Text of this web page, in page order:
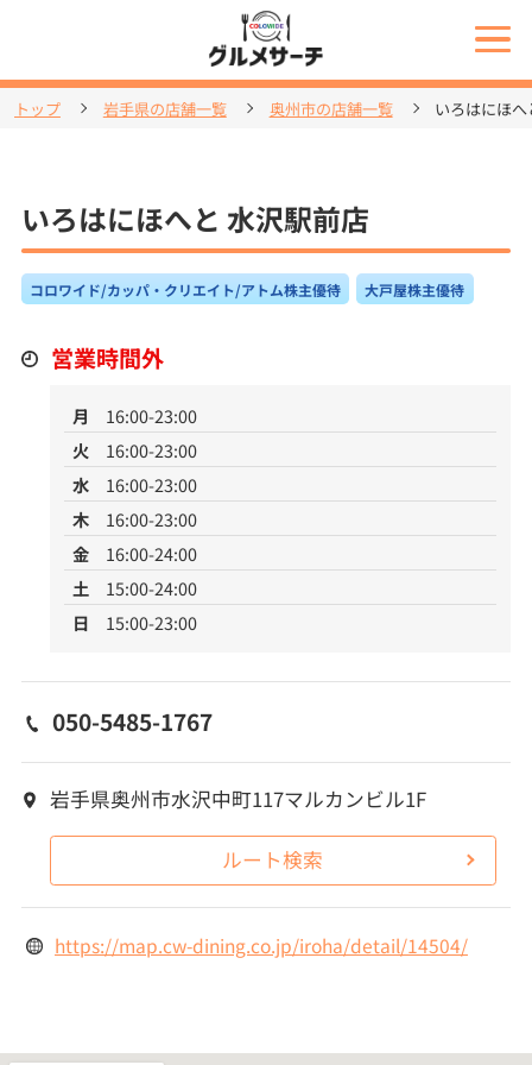
トップ 岩手県の店舗一覧 奥州市の店舗一覧 いろはにほ
いろはにほへと 水沢駅前店
コロワイド/カッパ・クリエイト/アトム株主優待 大戸屋株主優待
営業時間外
月
16:00-23:00
火
16:00-23:00
水
16:00-23:00
木
16:00-23:00
金
16:00-24:00
土
15:00-24:00
日
15:00-23:00
050-5485-1767
岩手県奥州市水沢中町117マルカンビル1F
ルート検索
https://map.cw-dining.co.jp/iroha/detail/14504/